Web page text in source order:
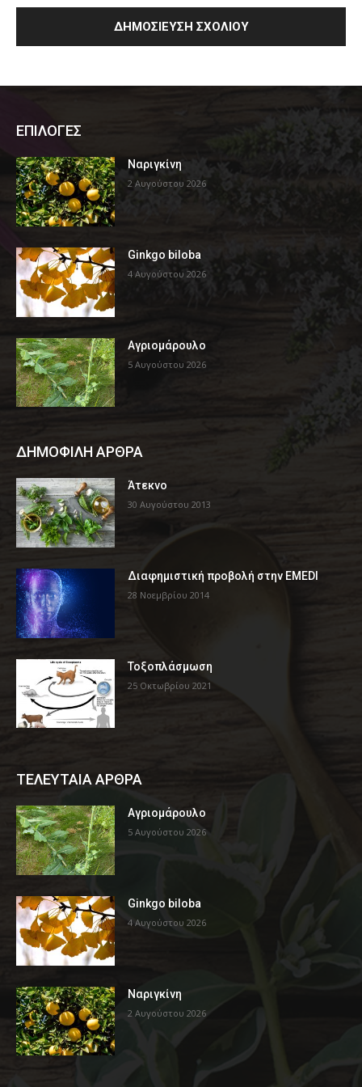
ΕΠΙΛΟΓΕΣ
Ναριγκίνη
2 Αυγούστου 2026
Ginkgo biloba
4 Αυγούστου 2026
Αγριομάρουλο
5 Αυγούστου 2026
ΔΗΜΟΦΙΛΗ ΑΡΘΡΑ
Άτεκνο
30 Αυγούστου 2013
Διαφημιστική προβολή στην EMEDI
28 Νοεμβρίου 2014
Τοξοπλάσμωση
25 Οκτωβρίου 2021
ΤΕΛΕΥΤΑΙΑ ΑΡΘΡΑ
Αγριομάρουλο
5 Αυγούστου 2026
Ginkgo biloba
4 Αυγούστου 2026
Ναριγκίνη
2 Αυγούστου 2026